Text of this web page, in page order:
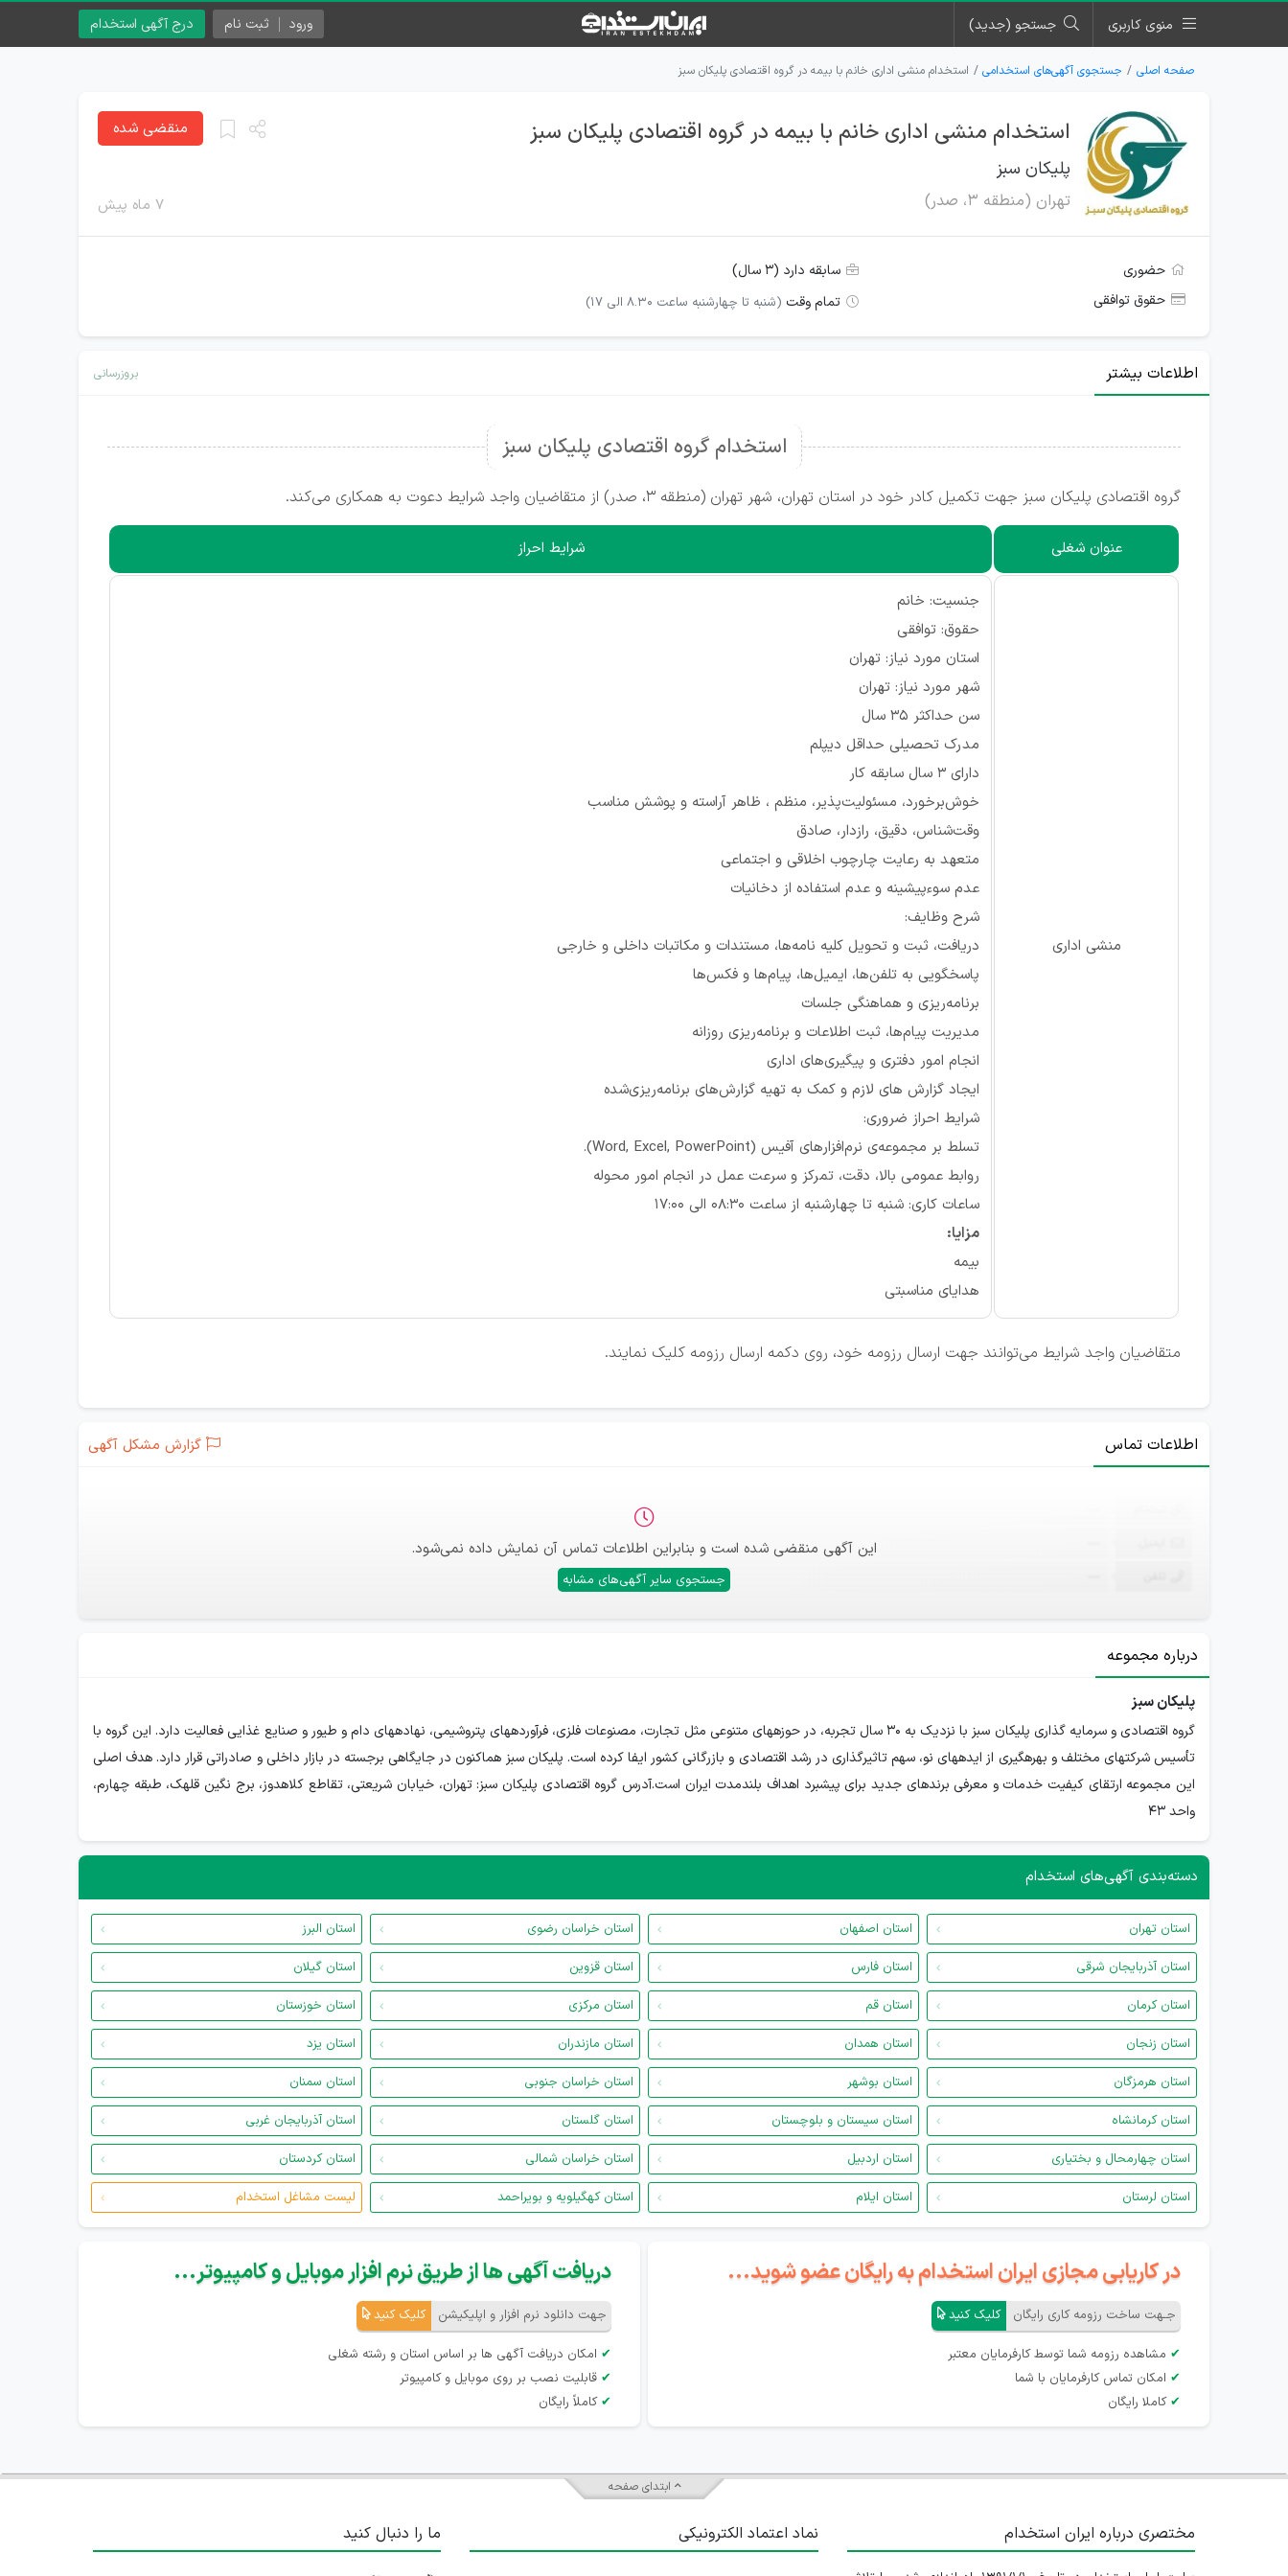
منوی کاربری جستجو (جدید) درج آگهی استخدام ورود ثبت نام
صفحه اصلی جستجوی آگهی‌های استخدامی استخدام منشی اداری خانم با بیمه در گروه اقتصادی پلیکان سبز
استخدام منشی اداری خانم با بیمه در گروه اقتصادی پلیکان سبز
پلیکان سبز
تهران (منطقه ۳، صدر) ۷ ماه پیش
منقضی شده
حضوری
سابقه دارد (۳ سال)
حقوق توافقی
تمام وقت (شنبه تا چهارشنبه ساعت 8.30 الی 17)
اطلاعات بیشتر بروزرسانی
استخدام گروه اقتصادی پلیکان سبز
گروه اقتصادی پلیکان سبز جهت تکمیل کادر خود در استان تهران، شهر تهران (منطقه ۳، صدر) از متقاضیان واجد شرایط دعوت به همکاری می‌کند.
عنوان شغلی شرایط احراز
منشی اداری
جنسیت: خانم
حقوق: توافقی
استان مورد نیاز: تهران
شهر مورد نیاز: تهران
سن حداکثر 35 سال
مدرک تحصیلی حداقل دیپلم
دارای 3 سال سابقه کار
خوش‌برخورد، مسئولیت‌پذیر، منظم ، ظاهر آراسته و پوشش مناسب
وقت‌شناس، دقیق، رازدار، صادق
متعهد به رعایت چارچوب اخلاقی و اجتماعی
عدم سوءپیشینه و عدم استفاده از دخانیات
شرح وظایف:
دریافت، ثبت و تحویل کلیه نامه‌ها، مستندات و مکاتبات داخلی و خارجی
پاسخگویی به تلفن‌ها، ایمیل‌ها، پیام‌ها و فکس‌ها
برنامه‌ریزی و هماهنگی جلسات
مدیریت پیام‌ها، ثبت اطلاعات و برنامه‌ریزی روزانه
انجام امور دفتری و پیگیری‌های اداری
ایجاد گزارش های لازم و کمک به تهیه گزارش‌های برنامه‌ریزی‌شده
شرایط احراز ضروری:
تسلط بر مجموعه‌ی نرم‌افزارهای آفیس (Word, Excel, PowerPoint).
روابط عمومی بالا، دقت، تمرکز و سرعت عمل در انجام امور محوله
ساعات کاری: شنبه تا چهارشنبه از ساعت 08:30 الی 17:00
مزایا:
بیمه
هدایای مناسبتی
متقاضیان واجد شرایط می‌توانند جهت ارسال رزومه خود، روی دکمه ارسال رزومه کلیک نمایند.
اطلاعات تماس گزارش مشکل آگهی
این آگهی منقضی شده است و بنابراین اطلاعات تماس آن نمایش داده نمی‌شود.
جستجوی سایر آگهی‌های مشابه
درباره مجموعه
پلیکان سبز
گروه اقتصادی و سرمایه گذاری پلیکان سبز با نزدیک به ۳۰ سال تجربه، در حوزههای متنوعی مثل تجارت، مصنوعات فلزی، فرآوردههای پتروشیمی، نهادههای دام و طیور و صنایع غذایی فعالیت دارد. این گروه با
تأسیس شرکتهای مختلف و بهرهگیری از ایدههای نو، سهم تاثیرگذاری در رشد اقتصادی و بازرگانی کشور ایفا کرده است. پلیکان سبز هماکنون در جایگاهی برجسته در بازار داخلی و صادراتی قرار دارد. هدف اصلی
این مجموعه ارتقای کیفیت خدمات و معرفی برندهای جدید برای پیشبرد اهداف بلندمدت ایران است.آدرس گروه اقتصادی پلیکان سبز: تهران، خیابان شریعتی، تقاطع کلاهدوز، برج نگین قلهک، طبقه چهارم،
واحد 43
دسته‌بندی آگهی‌های استخدام
استان تهران استان اصفهان استان خراسان رضوی
استان البرز
استان آذربایجان شرقی
استان فارس استان قزوین
استان گیلان
استان کرمان
استان قم استان مرکزی
استان خوزستان
استان زنجان
استان همدان استان مازندران
استان یزد
استان هرمزگان
استان بوشهر استان خراسان جنوبی
استان سمنان
استان کرمانشاه
استان سیستان و بلوچستان استان گلستان
استان آذربایجان غربی
استان چهارمحال و بختیاری
استان اردبیل استان خراسان شمالی
استان کردستان
استان لرستان
استان ایلام استان کهگیلویه و بویراحمد لیست مشاغل استخدام
در کاریابی مجازی ایران استخدام به رایگان عضو شوید...
جـهت ساخت رزومه کاری رایگان کلیک کنید
✔ مشاهده رزومه شما توسط کارفرمایان معتبر
✔ امکان تماس کارفرمایان با شما
✔ کاملا رایگان
دریافت آگهی ها از طریق نرم افزار موبایل و کامپیوتر...
جهت دانلود نرم افزار و اپلیکیشن کلیک کنید
✔ امکان دریافت آگهی ها بر اساس استان و رشته شغلی
✔ قابلیت نصب بر روی موبایل و کامپیوتر
✔ کاملاً رایگان
ابتدای صفحه
مختصری درباره ایران استخدام نماد اعتماد الکترونیکی ما را دنبال کنید